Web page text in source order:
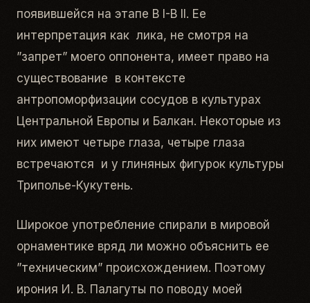
появившейся на этапе B I-B II. Ее
интерпретация как лика, не смотря на
”запрет” моего оппонента, имеет право на
существование в контексте
антропоморфизации сосудов в культурах
Центральной Европы и Балкан. Некоторые из
них имеют четыре глаза, четыре глаза
встречаются и у глиняных фигурок культуры
Триполье-Кукутень.
Широкое употребление спирали в мировой
орнаментике вряд ли можно объяснить ее
”техническим” происхождением. Поэтому
ирония И. В. Палагуты по поводу моей